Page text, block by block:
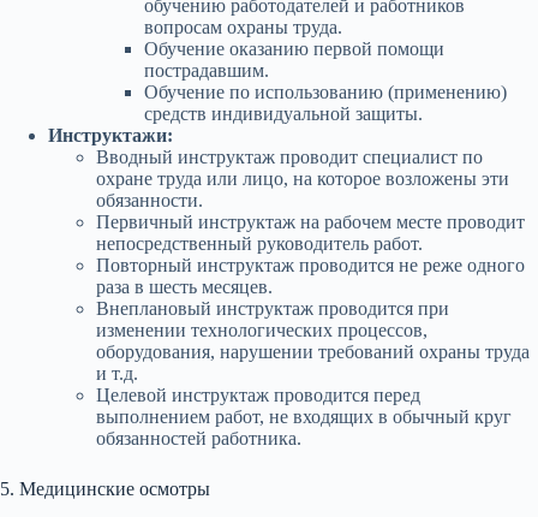
обучению работодателей и работников
вопросам охраны труда.
Обучение оказанию первой помощи
пострадавшим.
Обучение по использованию (применению)
средств индивидуальной защиты.
Инструктажи:
Вводный инструктаж проводит специалист по
охране труда или лицо, на которое возложены эти
обязанности.
Первичный инструктаж на рабочем месте проводит
непосредственный руководитель работ.
Повторный инструктаж проводится не реже одного
раза в шесть месяцев.
Внеплановый инструктаж проводится при
изменении технологических процессов,
оборудования, нарушении требований охраны труда
и т.д.
Целевой инструктаж проводится перед
выполнением работ, не входящих в обычный круг
обязанностей работника.
5. Медицинские осмотры